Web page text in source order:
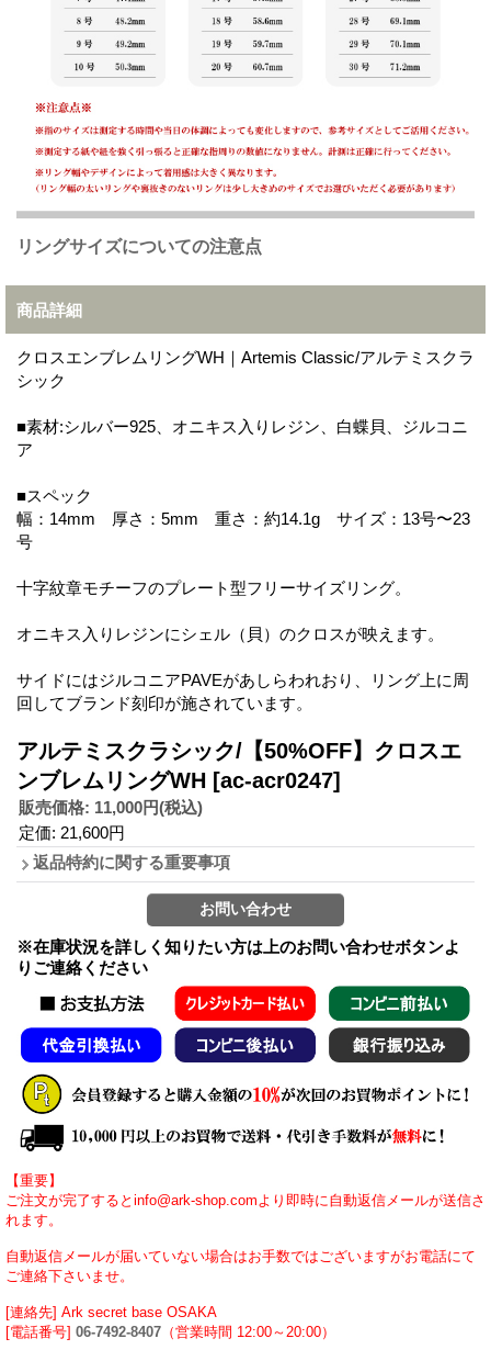
リングサイズについての注意点
商品詳細
クロスエンブレムリングWH｜Artemis Classic/アルテミスクラ
シック
■素材:シルバー925、オニキス入りレジン、白蝶貝、ジルコニ
ア
■スペック
幅：14mm 厚さ：5mm 重さ：約14.1g サイズ：13号〜23
号
十字紋章モチーフのプレート型フリーサイズリング。
オニキス入りレジンにシェル（貝）のクロスが映えます。
サイドにはジルコニアPAVEがあしらわれおり、リング上に周
回してブランド刻印が施されています。
アルテミスクラシック/【50%OFF】クロスエ
ンブレムリングWH [ac-acr0247]
販売価格: 11,000円(税込)
定価: 21,600円
返品特約に関する重要事項
※在庫状況を詳しく知りたい方は上のお問い合わせボタンよ
りご連絡ください
【重要】
ご注文が完了するとinfo@ark-shop.comより即時に自動返信メールが送信さ
れます。
自動返信メールが届いていない場合はお手数ではございますがお電話にて
ご連絡下さいませ。
[連絡先] Ark secret base OSAKA
[電話番号] 06-7492-8407 （営業時間 12:00～20:00）